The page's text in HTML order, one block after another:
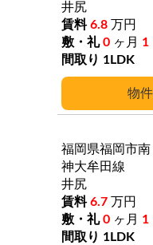
井尻
6.8 万円
0 ヶ月 1
1LDK
福岡県福岡市南
神大牟田線
井尻
6.7 万円
0 ヶ月 1
1LDK